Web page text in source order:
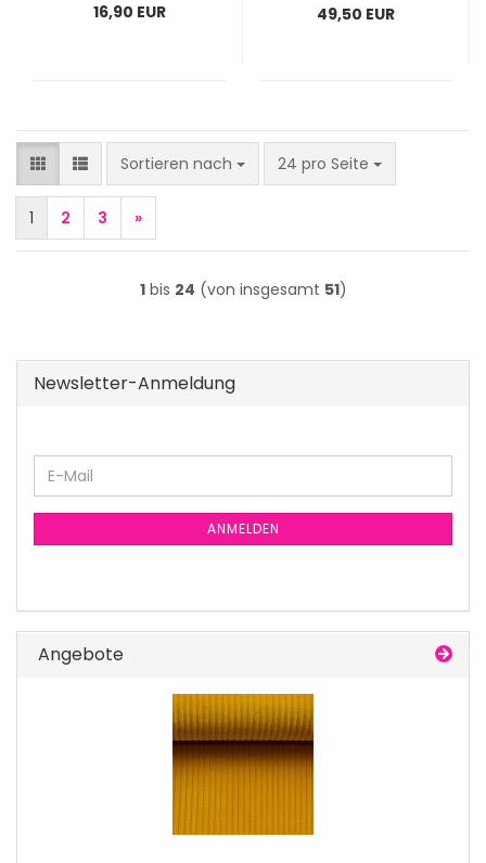
16,90 EUR 49,50 EUR
Sortieren nach
Sortieren nach 24 pro Seite
pro Seite
1 2 3 »
1bis 24 (von insgesamt 51)
Newsletter-Anmeldung
E-
Mail
ANMELDEN
Angebote